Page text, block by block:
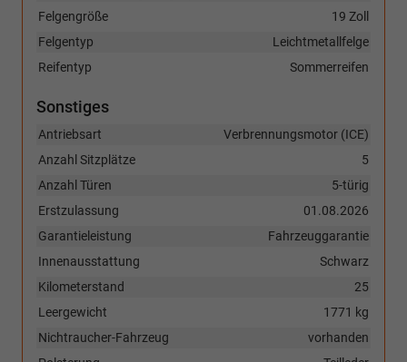
19 Zoll
Felgengröße
Leichtmetallfelge
Felgentyp
Sommerreifen
Reifentyp
Sonstiges
Verbrennungsmotor (ICE)
Antriebsart
5
Anzahl Sitzplätze
5-türig
Anzahl Türen
01.08.2026
Erstzulassung
Fahrzeuggarantie
Garantieleistung
Schwarz
Innenausstattung
25
Kilometerstand
1771 kg
Leergewicht
vorhanden
Nichtraucher-Fahrzeug